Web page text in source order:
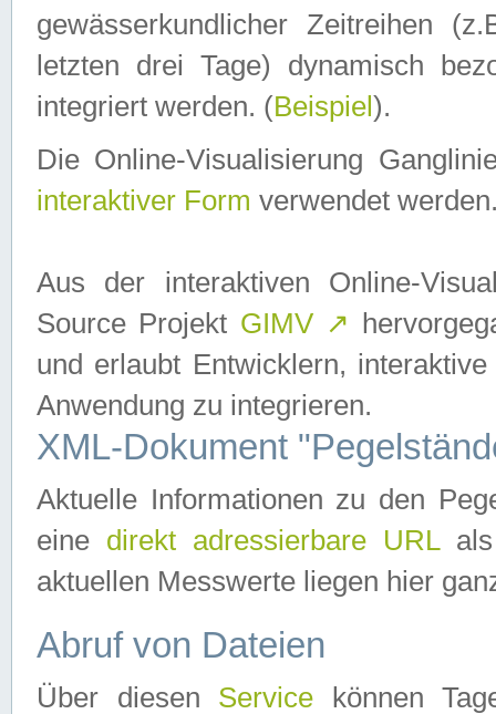
gewässerkundlicher Zeitreihen
letzten drei Tage) dynamisch
integriert werden. (Beispiel ).
Die Online-Visualisierung
interaktiver Form verwendet
Aus der interaktiven Online-
Source Projekt GIMV ↗
und erlaubt Entwicklern,
Anwendung zu integrieren.
XML-Dokument
Aktuelle Informationen zu den
eine direkt adressierbare URLals
aktuellen Messwerte liegen hier
Abruf von Dateien
Über diesen Service können